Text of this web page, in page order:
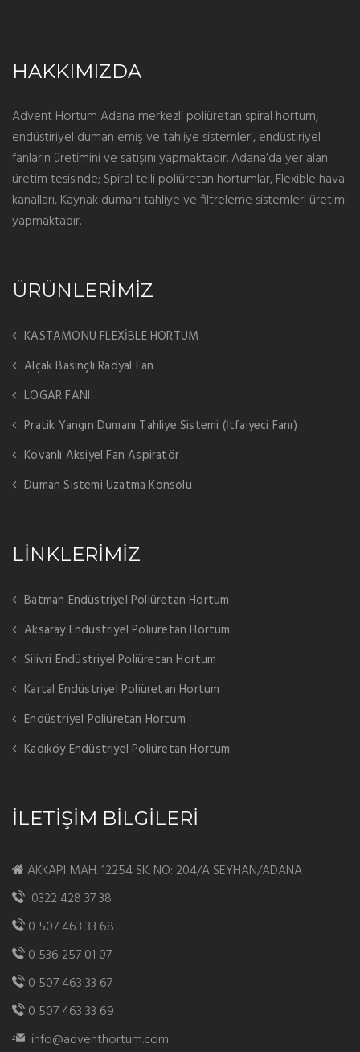
HAKKIMIZDA
Advent Hortum Adana merkezli poliüretan spiral hortum,
endüstiriyel duman emiş ve tahliye sistemleri, endüstiriyel
fanların üretimini ve satışını yapmaktadır. Adana’da yer alan
üretim tesisinde; Spiral telli poliüretan hortumlar, Flexible hava
kanalları, Kaynak dumanı tahliye ve filtreleme sistemleri üretimi
yapmaktadır.
ÜRÜNLERİMİZ
KASTAMONU FLEXİBLE HORTUM
Alçak Basınçlı Radyal Fan
LOGAR FANI
Pratik Yangın Dumanı Tahliye Sistemi (İtfaiyeci Fanı)
Kovanlı Aksiyel Fan Aspiratör
Duman Sistemi Uzatma Konsolu
LİNKLERİMİZ
Batman Endüstriyel Poliüretan Hortum
Aksaray Endüstriyel Poliüretan Hortum
Silivri Endüstriyel Poliüretan Hortum
Kartal Endüstriyel Poliüretan Hortum
Endüstriyel Poliüretan Hortum
Kadıköy Endüstriyel Poliüretan Hortum
İLETİŞİM BİLGİLERİ
AKKAPI MAH. 12254 SK. NO: 204/A SEYHAN/ADANA
0322 428 37 38
0 507 463 33 68
0 536 257 01 07
0 507 463 33 67
0 507 463 33 69
info@adventhortum.com